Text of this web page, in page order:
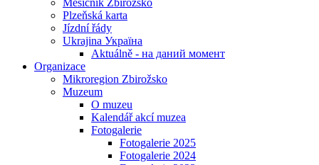
Měsíčník Zbirožsko
Plzeňská karta
Jízdní řády
Ukrajina Україна
Aktuálně - на даний момент
Organizace
Mikroregion Zbirožsko
Muzeum
O muzeu
Kalendář akcí muzea
Fotogalerie
Fotogalerie 2025
Fotogalerie 2024